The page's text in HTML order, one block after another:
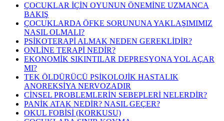
ÇOCUKLAR İÇİN OYUNUN ÖNEMİNE UZMANCA
BAKIŞ
ÇOCUKLARDA ÖFKE SORUNUNA YAKLAŞIMIMIZ
NASIL OLMALI?
PSİKOTERAPİ ALMAK NEDEN GEREKLİDİR?
ONLİNE TERAPİ NEDİR?
EKONOMİK SIKINTILAR DEPRESYONA YOL AÇAR
MI?
TEK ÖLDÜRÜCÜ PSİKOLOJİK HASTALIK
ANOREKSİYA NERVOZADIR
CİNSEL PROBLEMLERİN SEBEPLERİ NELERDİR?
PANİK ATAK NEDİR? NASIL GEÇER?
OKUL FOBİSİ (KORKUSU)